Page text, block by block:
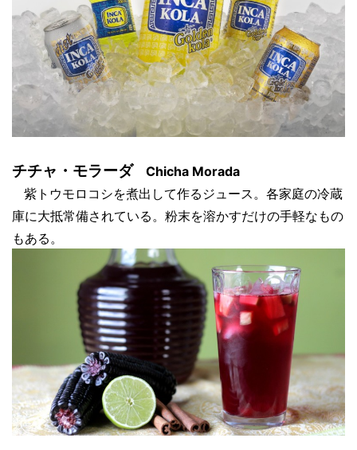
チチャ・モラーダChicha Morada
紫トウモロコシを煮出して作るジュース。各家庭の冷蔵
庫に大抵常備されている。粉末を溶かすだけの手軽なもの
もある。